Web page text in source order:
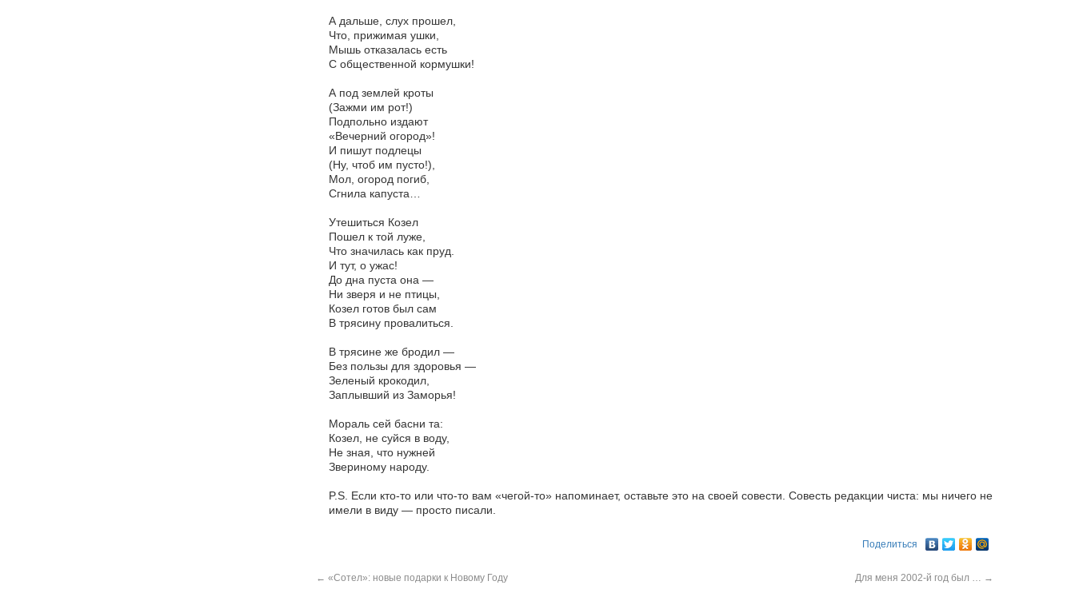
А дальше, слух прошел,
Что, прижимая ушки,
Мышь отказалась есть
С общественной кормушки!
А под землей кроты
(Зажми им рот!)
Подпольно издают
«Вечерний огород»!
И пишут подлецы
(Ну, чтоб им пусто!),
Мол, огород погиб,
Сгнила капуста…
Утешиться Козел
Пошел к той луже,
Что значилась как пруд.
И тут, о ужас!
До дна пуста она —
Ни зверя и не птицы,
Козел готов был сам
В трясину провалиться.
В трясине же бродил —
Без пользы для здоровья —
Зеленый крокодил,
Заплывший из Заморья!
Мораль сей басни та:
Козел, не суйся в воду,
Не зная, что нужней
Звериному народу.
P.S. Если кто-то или что-то вам «чегой-то» напоминает, оставьте это на своей совести. Совесть редакции чиста: мы ничего не
имели в виду — просто писали.
Поделиться
← «Сотел»: новые подарки к Новому Году Для меня 2002-й год был … →